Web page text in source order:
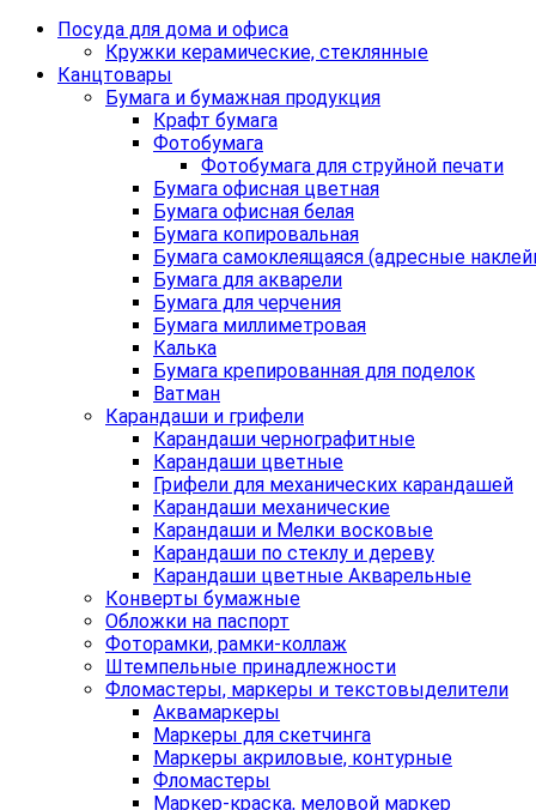
Посуда для дома и офиса
Кружки керамические, стеклянные
Канцтовары
Бумага и бумажная продукция
Крафт бумага
Фотобумага
Фотобумага для струйной печати
Бумага офисная цветная
Бумага офисная белая
Бумага копировальная
Бумага самоклеящаяся (адресные
Бумага для акварели
Бумага для черчения
Бумага миллиметровая
Калька
Бумага крепированная для поделок
Ватман
Карандаши и грифели
Карандаши чернографитные
Карандаши цветные
Грифели для механических карандашей
Карандаши механические
Карандаши и Мелки восковые
Карандаши по стеклу и дереву
Карандаши цветные Акварельные
Конверты бумажные
Обложки на паспорт
Фоторамки, рамки-коллаж
Штемпельные принадлежности
Фломастеры, маркеры и текстовыделители
Аквамаркеры
Маркеры для скетчинга
Маркеры акриловые, контурные
Фломастеры
Маркер-краска, меловой маркер